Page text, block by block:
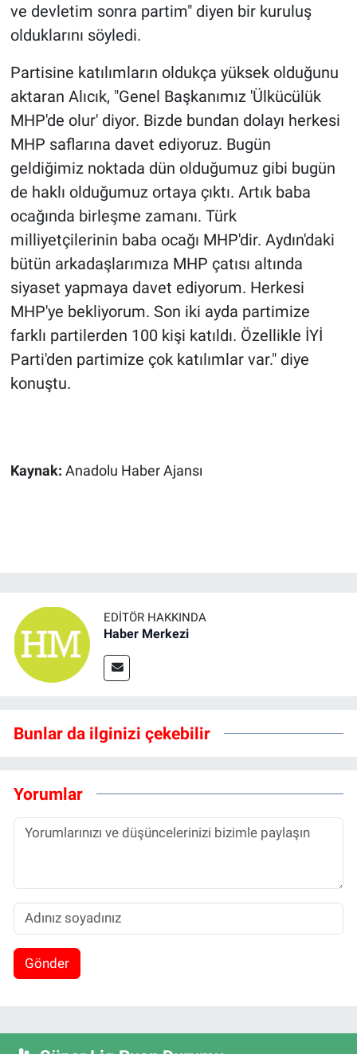
ve devletim sonra partim" diyen bir kuruluş
olduklarını söyledi.
Partisine katılımların oldukça yüksek olduğunu
aktaran Alıcık, "Genel Başkanımız 'Ülkücülük
MHP'de olur' diyor. Bizde bundan dolayı herkesi
MHP saflarına davet ediyoruz. Bugün
geldiğimiz noktada dün olduğumuz gibi bugün
de haklı olduğumuz ortaya çıktı. Artık baba
ocağında birleşme zamanı. Türk
milliyetçilerinin baba ocağı MHP'dir. Aydın'daki
bütün arkadaşlarımıza MHP çatısı altında
siyaset yapmaya davet ediyorum. Herkesi
MHP'ye bekliyorum. Son iki ayda partimize
farklı partilerden 100 kişi katıldı. Özellikle İYİ
Parti'den partimize çok katılımlar var." diye
konuştu.
Kaynak: Anadolu Haber Ajansı
EDITÖR HAKKINDA
Haber Merkezi
Bunlar da ilginizi çekebilir
Yorumlar
Gönder